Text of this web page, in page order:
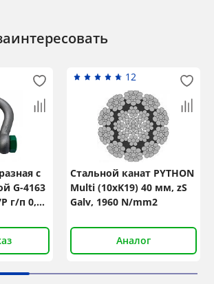
с
G-4163
г/п 0,75
12
Стальной канат PYTHON
Multi (10xK19) 40 мм, zS
Galv, 1960 N/mm2
Аналог